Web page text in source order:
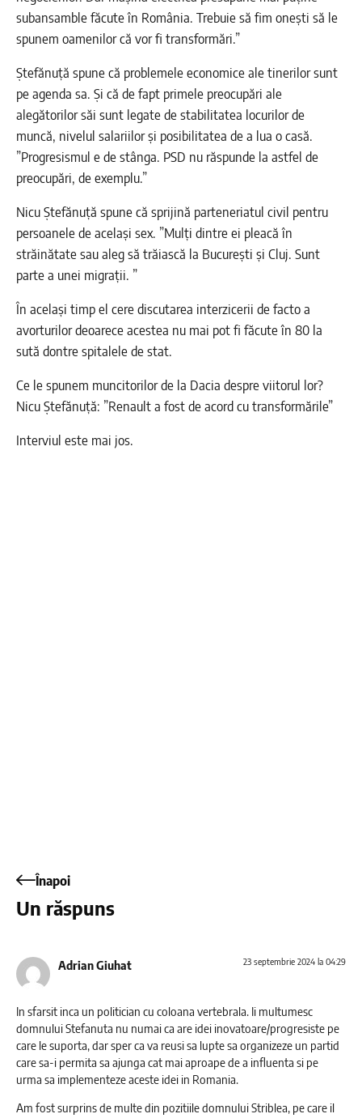
subansamble făcute în România. Trebuie să fim onești să le
spunem oamenilor că vor fi transformări.”
Ștefănuță spune că problemele economice ale tinerilor sunt
pe agenda sa. Și că de fapt primele preocupări ale
alegătorilor săi sunt legate de stabilitatea locurilor de
muncă, nivelul salariilor și posibilitatea de a lua o casă.
”Progresismul e de stânga. PSD nu răspunde la astfel de
preocupări, de exemplu.”
Nicu Ștefănuță spune că sprijină parteneriatul civil pentru
persoanele de același sex. ”Mulți dintre ei pleacă în
străinătate sau aleg să trăiască la București și Cluj. Sunt
parte a unei migrații. ”
În același timp el cere discutarea interzicerii de facto a
avorturilor deoarece acestea nu mai pot fi făcute în 80 la
sută dontre spitalele de stat.
Ce le spunem muncitorilor de la Dacia despre viitorul lor?
Nicu Ștefănuță: ”Renault a fost de acord cu transformările”
Interviul este mai jos.
Înapoi
Un răspuns
Adrian Giuhat 23 septembrie 2024 la 04:29
In sfarsit inca un politician cu coloana vertebrala. Ii multumesc
domnului Stefanuta nu numai ca are idei inovatoare/progresiste pe
care le suporta, dar sper ca va reusi sa lupte sa organizeze un partid
care sa-i permita sa ajunga cat mai aproape de a influenta si pe
urma sa implementeze aceste idei in Romania.
Am fost surprins de multe din pozitiile domnului Striblea, pe care il